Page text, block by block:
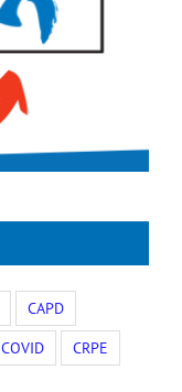
CAPD
COVID
CRPE